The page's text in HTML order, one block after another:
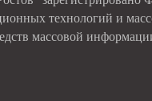
технологий и
массовой